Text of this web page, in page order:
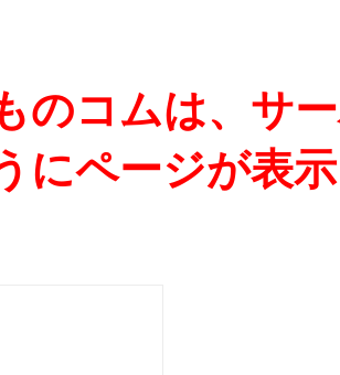
のコムは、サ
にページが表